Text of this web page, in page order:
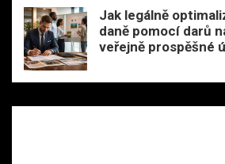
Jak legálně
daně pomocí darů
veřejně prospěšné